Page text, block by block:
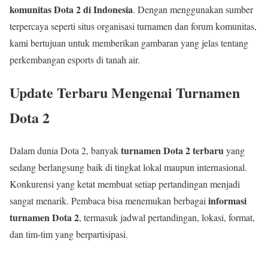
komunitas Dota 2 di Indonesia. Dengan menggunakan sumber
terpercaya seperti situs organisasi turnamen dan forum komunitas,
kami bertujuan untuk memberikan gambaran yang jelas tentang
perkembangan esports di tanah air.
Update Terbaru Mengenai Turnamen
Dota 2
Dalam dunia Dota 2, banyakturnamen Dota 2 terbaruyang
sedang berlangsung baik di tingkat lokal maupun internasional.
Konkurensi yang ketat membuat setiap pertandingan menjadi
sangat menarik. Pembaca bisa menemukan berbagai informasi
turnamen Dota 2, termasuk jadwal pertandingan, lokasi, format,
dan tim-tim yang berpartisipasi.